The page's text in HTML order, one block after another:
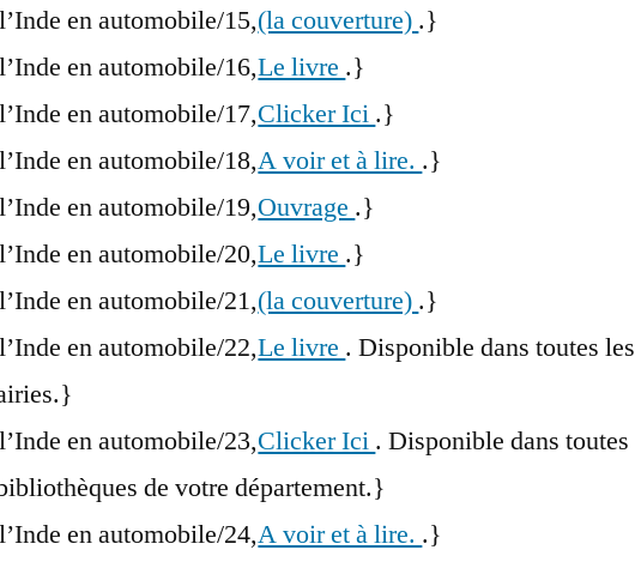
en automobile/15,(la couverture) .}
en automobile/16,Le livre .}
en automobile/17,Clicker Ici .}
en automobile/18,A voir et à lire. .}
en automobile/19,Ouvrage .}
en automobile/20,Le livre .}
en automobile/21,(la couverture) .}
en automobile/22,Le livre . Disponible dans toutes les
en automobile/23,Clicker Ici . Disponible dans toutes
de votre département.}
en automobile/24,A voir et à lire. .}